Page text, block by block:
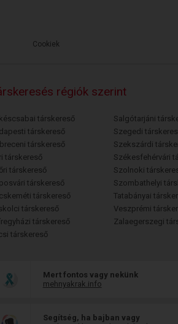
Cookiek
régiók szerint
társkereső
társkereső
társkereső
társkereső
társkereső
társkereső
társkereső
társkereső
társkereső
társkereső
Salgótarjáni
Szegedi
Szekszárdi
Székesfehérvári
Szolnoki
Szombathelyi
Tatabányai
Veszprémi
Zalaegerszegi
Mert fontos vagy nekünk
mehnyakrak.info
Segítség, ha bajban vagy